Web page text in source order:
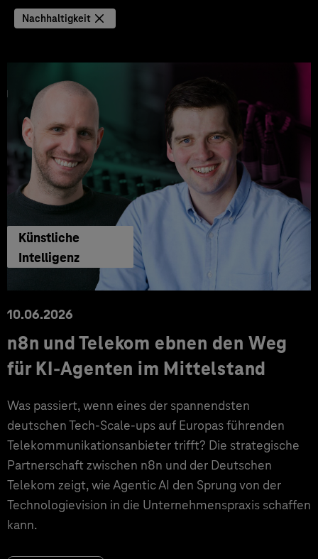
Nachhaltigkeit
Künstliche
Intelligenz
10.06.2026
n8n und Telekom ebnen den Weg
für KI-Agenten im Mittelstand
Was passiert, wenn eines der spannendsten
deutschen Tech-Scale-ups auf Europas führenden
Telekommunikationsanbieter trifft? Die strategische
Partnerschaft zwischen n8n und der Deutschen
Telekom zeigt, wie Agentic AI den Sprung von der
Technologievision in die Unternehmenspraxis schaffen
kann.